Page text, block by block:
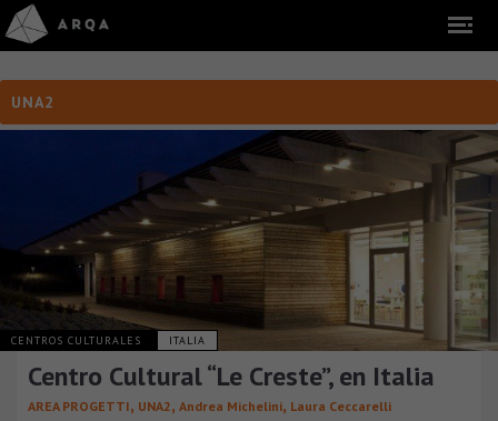
UNA2
CENTROS CULTURALES ITALIA
Centro Cultural “Le Creste”, en Italia
AREA PROGETTI, UNA2, Andrea Michelini, Laura Ceccarelli